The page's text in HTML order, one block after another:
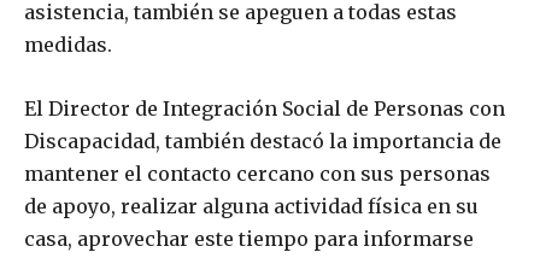
asistencia, también se apeguen a todas estas
medidas.
El Director de Integración Social de Personas con
Discapacidad, también destacó la importancia de
mantener el contacto cercano con sus personas
de apoyo, realizar alguna actividad física en su
casa, aprovechar este tiempo para informarse